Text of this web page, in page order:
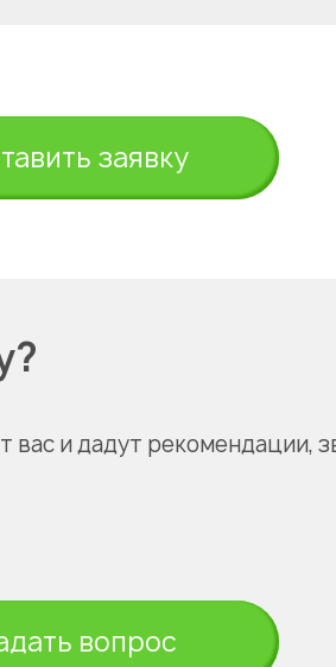
заявку
и дадут рекомендации,
вопрос